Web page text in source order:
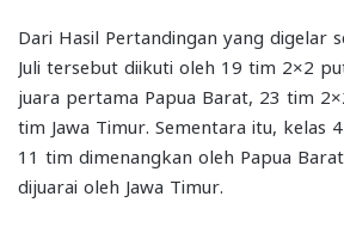
Dari Hasil Pertandingan yang digelar
Juli tersebut diikuti oleh 19 tim 2×2
juara pertama Papua Barat, 23 tim
tim Jawa Timur. Sementara itu, kelas
11 tim dimenangkan oleh Papua
dijuarai oleh Jawa Timur.